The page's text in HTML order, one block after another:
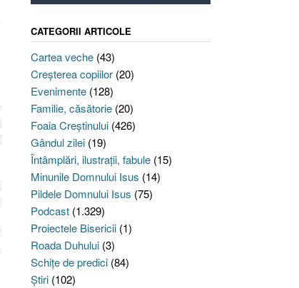
CATEGORII ARTICOLE
Cartea veche(43)
Creşterea copiilor(20)
Evenimente(128)
Familie, căsătorie(20)
Foaia Creştinului(426)
Gândul zilei(19)
Întâmplări, ilustraţii, fabule(15)
Minunile Domnului Isus (14)
Pildele Domnului Isus (75)
Podcast(1.329)
Proiectele Bisericii(1)
Roada Duhului(3)
Schiţe de predici(84)
Ştiri(102)